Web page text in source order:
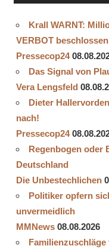
Krall WARNT:
VERBOT
Pressecop24
Das Signal von
Vera Lengsfeld
Dieter
nach!
Pressecop24
Regenbogen oder
Deutschland
Die Unbestechlichen
Politiker opfern
unvermeidlich
MMNews 08.08.2026